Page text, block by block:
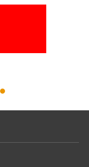
7